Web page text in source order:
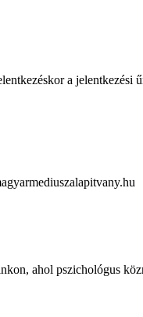
a
ahol pszichológus